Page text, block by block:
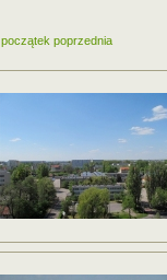
początek poprzednia